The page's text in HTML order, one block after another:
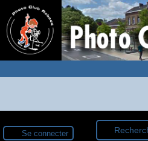
Se connecter